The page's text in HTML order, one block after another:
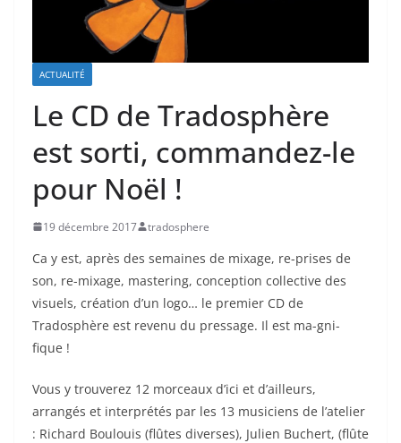
ACTUALITÉ
Le CD de Tradosphère
est sorti, commandez-le
pour Noël !
19 décembre 2017 tradosphere
Ca y est, après des semaines de mixage, re-prises de
son, re-mixage, mastering, conception collective des
visuels, création d’un logo… le premier CD de
Tradosphère est revenu du pressage. Il est ma-gni-
fique !
Vous y trouverez 12 morceaux d’ici et d’ailleurs,
arrangés et interprétés par les 13 musiciens de l’atelier
: Richard Boulouis (flûtes diverses), Julien Buchert, (flûte